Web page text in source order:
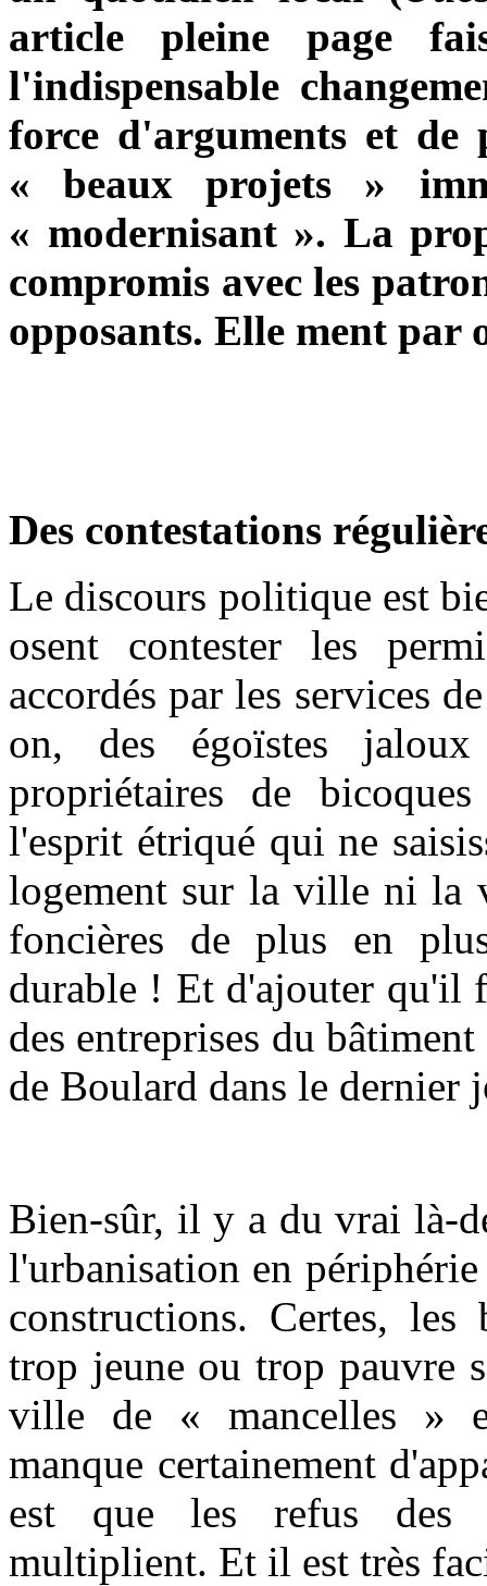
article pleine page
l'indispensable
force d'arguments et de
« beaux projets »
« modernisant ». La
compromis avec les
opposants. Elle ment par
Des contestations
Le discours politique est
osent contester les
accordés par les services
on, des égoïstes
propriétaires de
l'esprit étriqué qui ne
logement sur la ville ni la
foncières de plus en
durable ! Et d'ajouter qu'il
des entreprises du
de Boulard dans le
Bien-sûr, il y a du vrai là-
l'urbanisation en
constructions. Certes,
trop jeune ou trop pauvre
ville de « mancelles »
manque certainement
est que les refus des
multiplient. Et il est très